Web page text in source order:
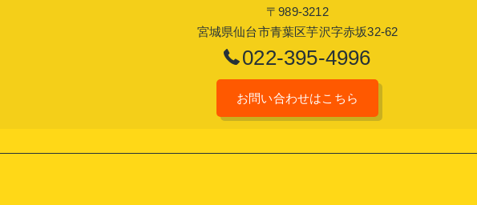
〒989-3212
宮城県仙台市青葉区芋沢字赤坂32-62
022-395-4996
お問い合わせはこちら